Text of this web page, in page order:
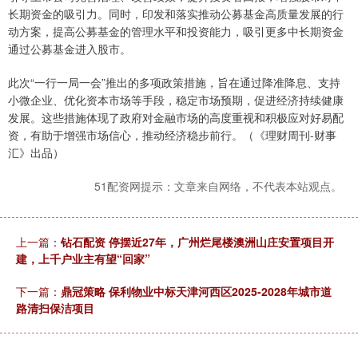
长期资金的吸引力。同时，印发和落实推动公募基金高质量发展的行
动方案，提高公募基金的管理水平和投资能力，吸引更多中长期资金
通过公募基金进入股市。
此次“一行一局一会”推出的多项政策措施，旨在通过降准降息、支持
小微企业、优化资本市场等手段，稳定市场预期，促进经济持续健康
发展。这些措施体现了政府对金融市场的高度重视和积极应对好易配
资，有助于增强市场信心，推动经济稳步前行。（《理财周刊-财事
汇》出品）
51配资网提示：文章来自网络，不代表本站观点。
上一篇： 钻石配资 停摆近27年，广州烂尾楼澳洲山庄安置项目开
建，上千户业主有望“回家”
下一篇： 鼎冠策略 保利物业中标天津河西区2025-2028年城市道
路清扫保洁项目